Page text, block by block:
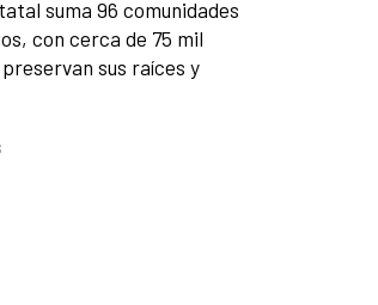
suma 96 comunidades
con cerca de 75 mil
sus raíces y